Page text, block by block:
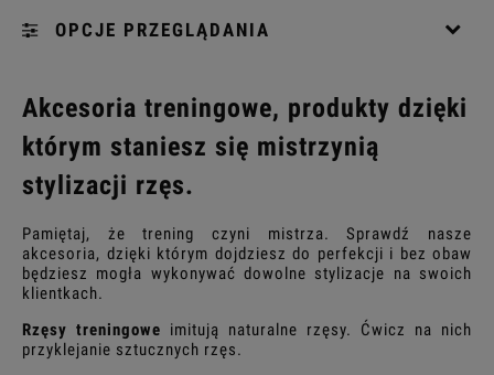
OPCJE PRZEGLĄDANIA
Kolekcja: (wybierz)
Cena: (wybierz)
Promocja: (wybierz)
Akcesoria treningowe, produkty dzięki
którym staniesz się mistrzynią
stylizacji rzęs.
Pamiętaj, że trening czyni mistrza. Sprawdź nasze
akcesoria, dzięki którym dojdziesz do perfekcji i bez obaw
będziesz mogła wykonywać dowolne stylizacje na swoich
klientkach.
Rzęsy treningowe imitują naturalne rzęsy. Ćwicz na nich
przyklejanie sztucznych rzęs.